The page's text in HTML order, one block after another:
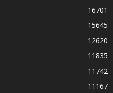
16701
15645
12620
11835
11742
11167